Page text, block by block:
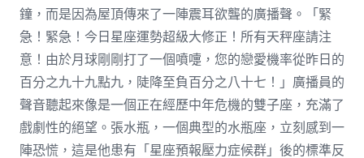
鐘，而是因為屋頂傳來了一陣震耳欲聾的廣播聲。「緊
急！緊急！今日星座運勢超級大修正！所有天秤座請注
意！由於月球剛剛打了一個噴嚏，您的戀愛機率從昨日的
百分之九十九點九，陡降至負百分之八十七！」廣播員的
聲音聽起來像是一個正在經歷中年危機的雙子座，充滿了
戲劇性的絕望。張水瓶，一個典型的水瓶座，立刻感到一
陣恐慌，這是他患有「星座預報壓力症候群」後的標準反